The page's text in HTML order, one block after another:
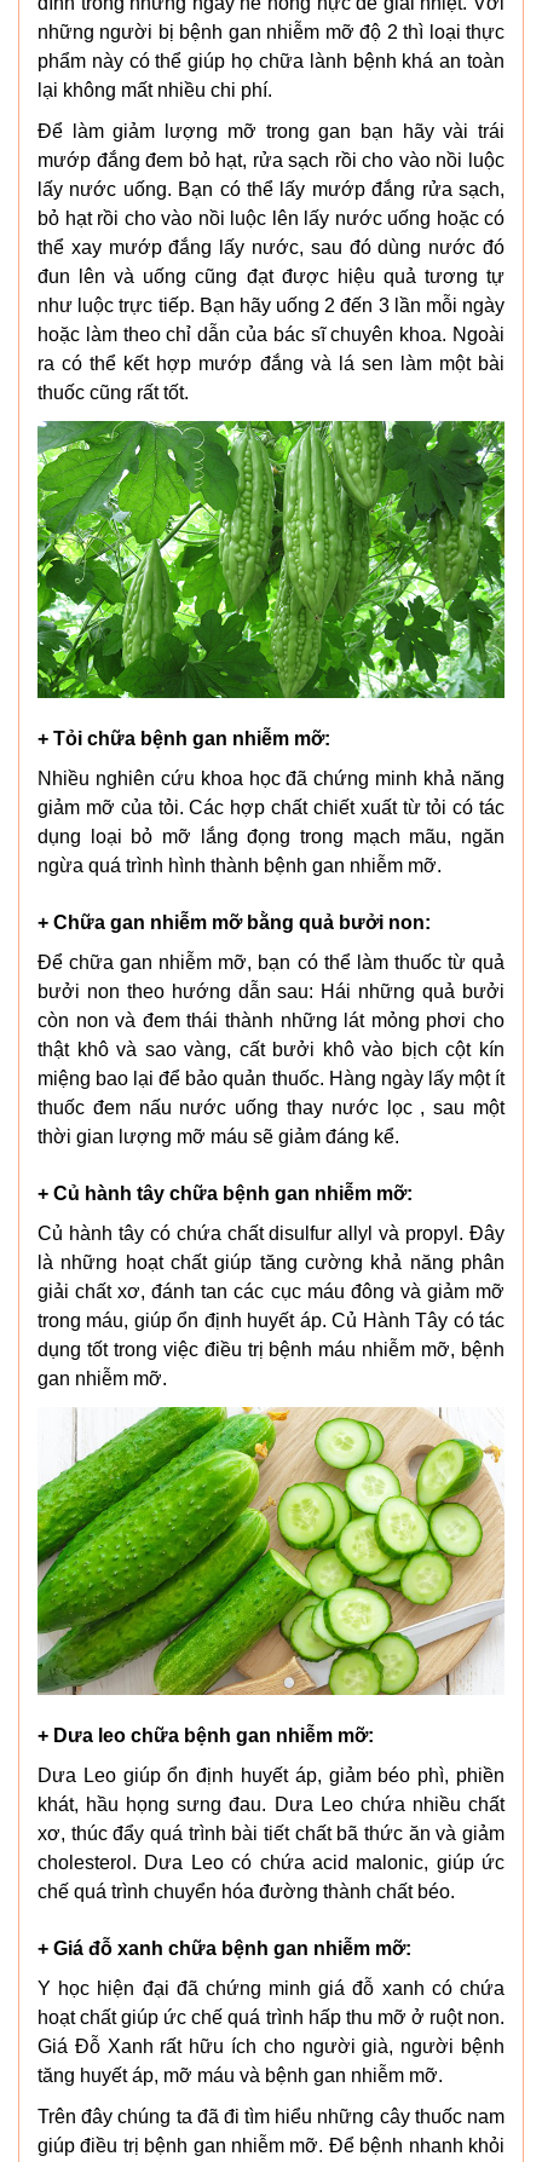
những người bị bệnh gan nhiễm mỡ độ 2 thì loại thực
phẩm này có thể giúp họ chữa lành bệnh khá an toàn
lại không mất nhiều chi phí.
Để làm giảm lượng mỡ trong gan bạn hãy vài trái
mướp đắng đem bỏ hạt, rửa sạch rồi cho vào nồi luộc
lấy nước uống. Bạn có thể lấy mướp đắng rửa sạch,
bỏ hạt rồi cho vào nồi luộc lên lấy nước uống hoặc có
thể xay mướp đắng lấy nước, sau đó dùng nước đó
đun lên và uống cũng đạt được hiệu quả tương tự
như luộc trực tiếp. Bạn hãy uống 2 đến 3 lần mỗi ngày
hoặc làm theo chỉ dẫn của bác sĩ chuyên khoa. Ngoài
ra có thể kết hợp mướp đắng và lá sen làm một bài
thuốc cũng rất tốt.
+ Tỏi chữa bệnh gan nhiễm mỡ:
Nhiều nghiên cứu khoa học đã chứng minh khả năng
giảm mỡ của tỏi. Các hợp chất chiết xuất từ tỏi có tác
dụng loại bỏ mỡ lắng đọng trong mạch mãu, ngăn
ngừa quá trình hình thành bệnh gan nhiễm mỡ.
+ Chữa gan nhiễm mỡ bằng quả bưởi non:
Để chữa gan nhiễm mỡ, bạn có thể làm thuốc từ quả
bưởi non theo hướng dẫn sau: Hái những quả bưởi
còn non và đem thái thành những lát mỏng phơi cho
thật khô và sao vàng, cất bưởi khô vào bịch cột kín
miệng bao lại để bảo quản thuốc. Hàng ngày lấy một ít
thuốc đem nấu nước uống thay nước lọc , sau một
thời gian lượng mỡ máu sẽ giảm đáng kể.
+ Củ hành tây chữa bệnh gan nhiễm mỡ:
Củ hành tây có chứa chất disulfur allyl và propyl. Đây
là những hoạt chất giúp tăng cường khả năng phân
giải chất xơ, đánh tan các cục máu đông và giảm mỡ
trong máu, giúp ổn định huyết áp. Củ Hành Tây có tác
dụng tốt trong việc điều trị bệnh máu nhiễm mỡ, bệnh
gan nhiễm mỡ.
+ Dưa leo chữa bệnh gan nhiễm mỡ:
Dưa Leo giúp ổn định huyết áp, giảm béo phì, phiền
khát, hầu họng sưng đau. Dưa Leo chứa nhiều chất
xơ, thúc đẩy quá trình bài tiết chất bã thức ăn và giảm
cholesterol. Dưa Leo có chứa acid malonic, giúp ức
chế quá trình chuyển hóa đường thành chất béo.
+ Giá đỗ xanh chữa bệnh gan nhiễm mỡ:
Y học hiện đại đã chứng minh giá đỗ xanh có chứa
hoạt chất giúp ức chế quá trình hấp thu mỡ ở ruột non.
Giá Đỗ Xanh rất hữu ích cho người già, người bệnh
tăng huyết áp, mỡ máu và bệnh gan nhiễm mỡ.
Trên đây chúng ta đã đi tìm hiểu những cây thuốc nam
giúp điều trị bệnh gan nhiễm mỡ. Để bệnh nhanh khỏi